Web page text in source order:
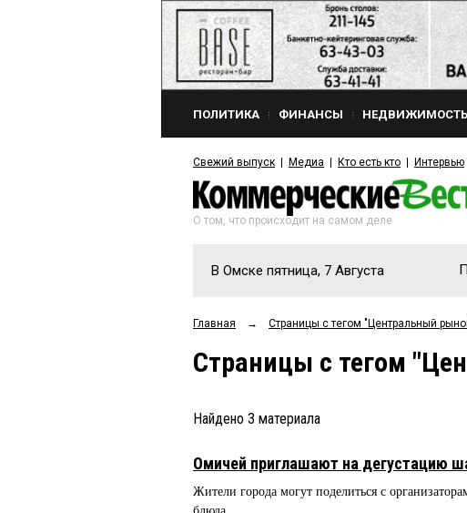
ПОЛИТИКА ФИНАНСЫ НЕДВИЖИМОСТЬ
Свежий выпуск Медиа Кто есть кто Интервью
О том, что происходит на самом деле
В Омске пятница, 7 Августа
Главная → Страницы c тегом "Центральный
Страницы c тегом
Найдено 3 материала
Омичей приглашают на дегустацию
Жители города могут поделиться с